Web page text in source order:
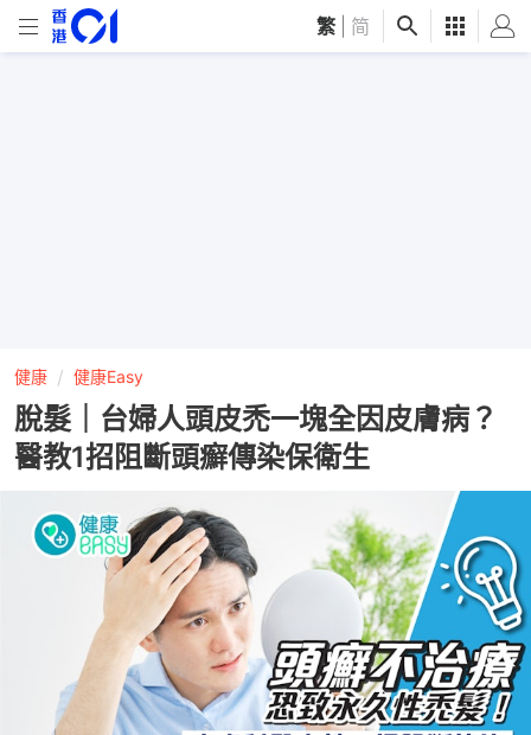
繁 简
健康 健康Easy
脫髮｜台婦人頭皮禿一塊全因皮膚病？
醫教1招阻斷頭癬傳染保衛生